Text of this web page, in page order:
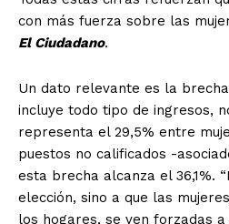
con más fuerza sobre las
El Ciudadano.
Un dato relevante es la
incluye todo tipo de ingresos,
representa el 29,5% entre
puestos no calificados -
esta brecha alcanza el 36,1%.
elección, sino a que las
los hogares, se ven forzadas